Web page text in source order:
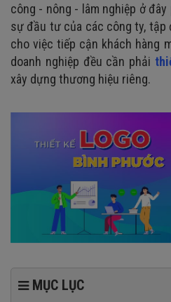
công - nông - lâm nghiệp ở
sự đầu tư của các công ty, tập
cho việc tiếp cận khách hàng
doanh nghiệp đều cần phải
xây dựng thương hiệu riêng.
MỤC LỤC